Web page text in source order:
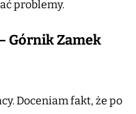
problemy.
Górnik Zamek
Doceniam fakt, że po